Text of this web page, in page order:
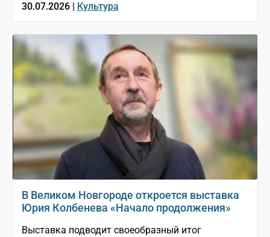
30.07.2026 | Культура
В Великом Новгороде откроется выставка
Юрия Колбенева «Начало продолжения»
Выставка подводит своеобразный итог